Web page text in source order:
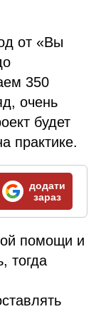
от «Вы
350
очень
будет
практике.
додати
зараз
помощи и
тогда